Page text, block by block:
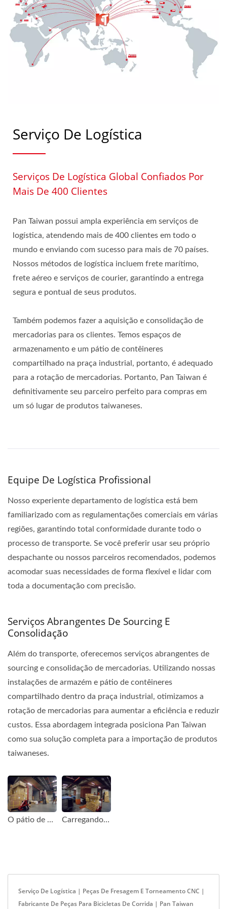
Serviço De Logística
Serviços De Logística Global Confiados Por
Mais De 400 Clientes
Pan Taiwan possui ampla experiência em serviços de
logística, atendendo mais de 400 clientes em todo o
mundo e enviando com sucesso para mais de 70 países.
Nossos métodos de logística incluem frete marítimo,
frete aéreo e serviços de courier, garantindo a entrega
segura e pontual de seus produtos.
Também podemos fazer a aquisição e consolidação de
mercadorias para os clientes. Temos espaços de
armazenamento e um pátio de contêineres
compartilhado na praça industrial, portanto, é adequado
para a rotação de mercadorias. Portanto, Pan Taiwan é
definitivamente seu parceiro perfeito para compras em
um só lugar de produtos taiwaneses.
Equipe De Logística Profissional
Nosso experiente departamento de logística está bem
familiarizado com as regulamentações comerciais em várias
regiões, garantindo total conformidade durante todo o
processo de transporte. Se você preferir usar seu próprio
despachante ou nossos parceiros recomendados, podemos
acomodar suas necessidades de forma flexível e lidar com
toda a documentação com precisão.
Serviços Abrangentes De Sourcing E
Consolidação
Além do transporte, oferecemos serviços abrangentes de
sourcing e consolidação de mercadorias. Utilizando nossas
instalações de armazém e pátio de contêineres
compartilhado dentro da praça industrial, otimizamos a
rotação de mercadorias para aumentar a eficiência e reduzir
custos. Essa abordagem integrada posiciona Pan Taiwan
como sua solução completa para a importação de produtos
taiwaneses.
O pátio de contêineres. Carregando mercadorias no contêiner.
Serviço De Logística | Peças De Fresagem E Torneamento CNC |
Fabricante De Peças Para Bicicletas De Corrida | Pan Taiwan